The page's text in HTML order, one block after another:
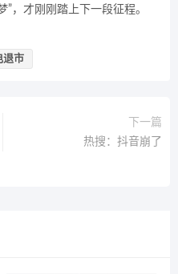
”，才刚刚踏上下一段征程。
退市
下一篇
热搜：抖音崩了